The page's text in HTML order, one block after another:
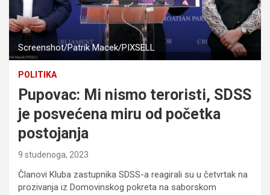
Screenshot/Patrik Macek/PIXSELL
POLITIKA
Pupovac: Mi nismo teroristi, SDSS
je posvećena miru od početka
postojanja
9 studenoga, 2023
Članovi Kluba zastupnika SDSS-a reagirali su u četvrtak na
prozivanja iz Domovinskog pokreta na saborskom